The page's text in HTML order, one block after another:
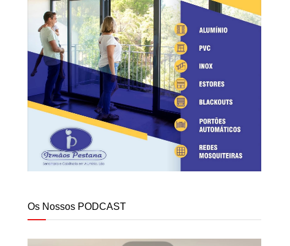
Os Nossos PODCAST